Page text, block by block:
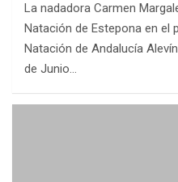
La nadadora Carmen
Natación de Estepona en el
Natación de Andalucía
de Junio…